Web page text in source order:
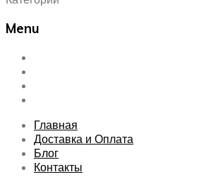
Menu
Skip
content
Главная
Доставка и Оплата
Блог
Контакты